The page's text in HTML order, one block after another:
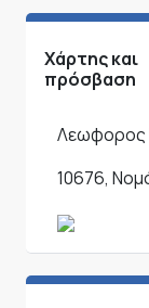
Χάρτης και
πρόσβαση
Λεωφορος
10676,